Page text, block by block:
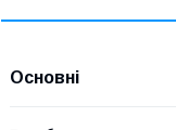
Основні